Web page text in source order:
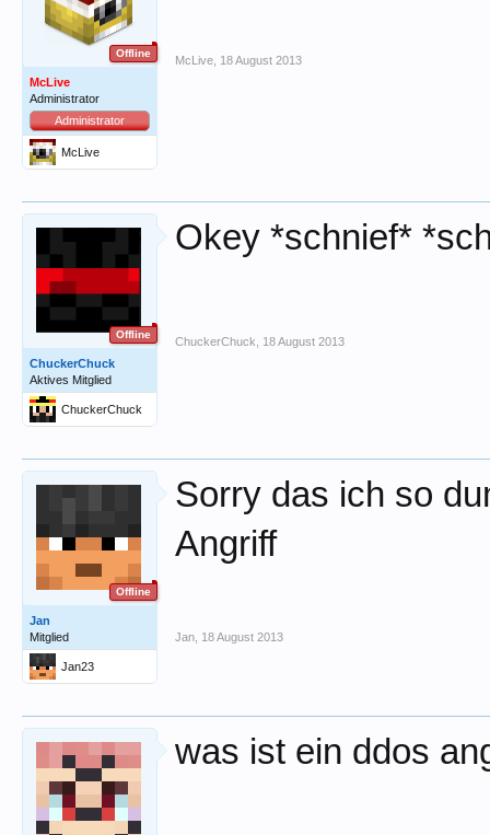
Offline
McLive
Administrator
Administrator
McLive
McLive 18 August 2013
Offline
ChuckerChuck
Aktives Mitglied
ChuckerChuck
Okey *schnief*
ChuckerChuck 18 August 2013
Offline
Jan
Mitglied
Jan23
Sorry das ich so
Angriff
Jan 18 August 2013
was ist ein ddos